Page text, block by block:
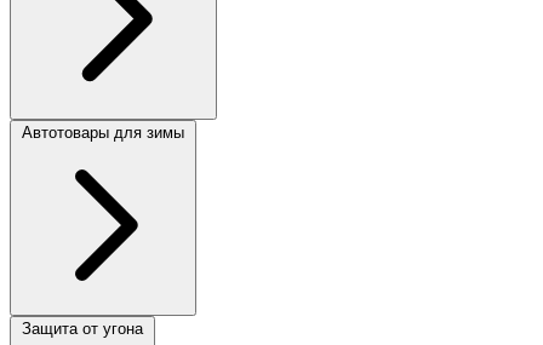
Автотовары для зимы
Защита от угона